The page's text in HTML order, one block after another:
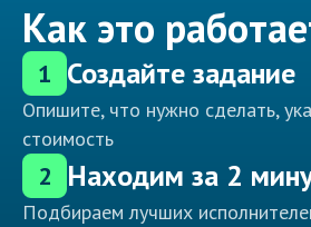
Как это
1 Создайте задание
Опишите, что нужно сделать,
стоимость
2 Находим за 2
Подбираем лучших